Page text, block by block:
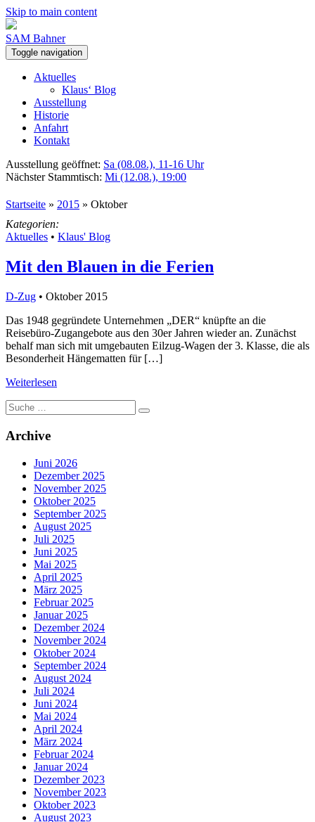
Skip to main content
SAM Bahner
Toggle navigation
Aktuelles
Klaus‘ Blog
Ausstellung
Historie
Anfahrt
Kontakt
Ausstellung geöffnet: Sa (08.08.), 11-16 Uhr
Nächster Stammtisch: Mi (12.08.), 19:00
Startseite » 2015 » Oktober
Kategorien:
Aktuelles • Klaus' Blog
Mit den Blauen in die Ferien
D-Zug • Oktober 2015
Das 1948 gegründete Unternehmen „DER“ knüpfte an die
Reisebüro-Zugangebote aus den 30er Jahren wieder an. Zunächst
behalf man sich mit umgebauten Eilzug-Wagen der 3. Klasse, die als
Besonderheit Hängematten für […]
Weiterlesen
Suche
nach:
Archive
Juni 2026
Dezember 2025
November 2025
Oktober 2025
September 2025
August 2025
Juli 2025
Juni 2025
Mai 2025
April 2025
März 2025
Februar 2025
Januar 2025
Dezember 2024
November 2024
Oktober 2024
September 2024
August 2024
Juli 2024
Juni 2024
Mai 2024
April 2024
März 2024
Februar 2024
Januar 2024
Dezember 2023
November 2023
Oktober 2023
August 2023